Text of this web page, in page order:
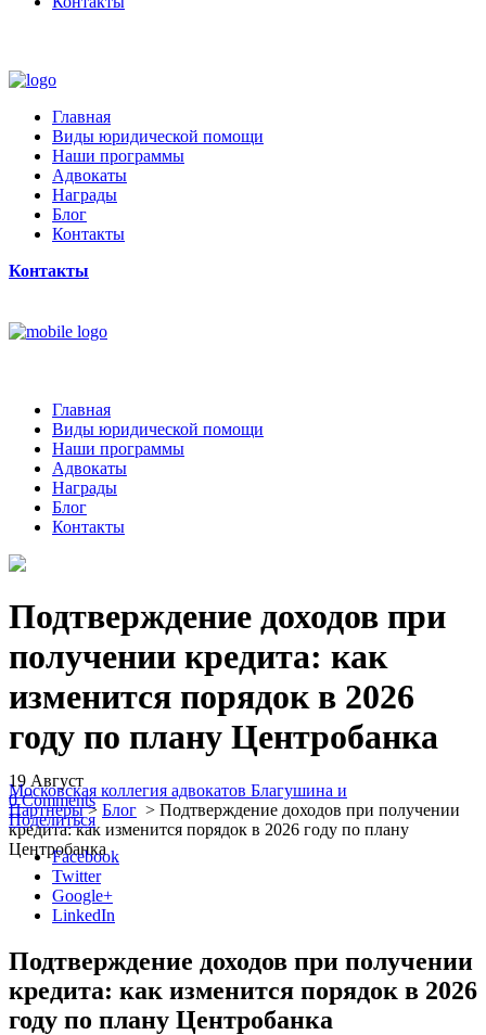
Главная
Виды юридической помощи
Наши программы
Адвокаты
Награды
Блог
Контакты
Контакты
Главная
Виды юридической помощи
Наши программы
Адвокаты
Награды
Блог
Контакты
Подтверждение доходов при
получении кредита: как
изменится порядок в 2026
году по плану Центробанка
Московская коллегия адвокатов Благушина и
Партнеры> Блог > Подтверждение доходов при получении
кредита: как изменится порядок в 2026 году по плану
Центробанка
19 Август
0 Comments
Поделиться
Facebook
Twitter
Google+
LinkedIn
Подтверждение доходов при получении
кредита: как изменится порядок в 2026
году по плану Центробанка